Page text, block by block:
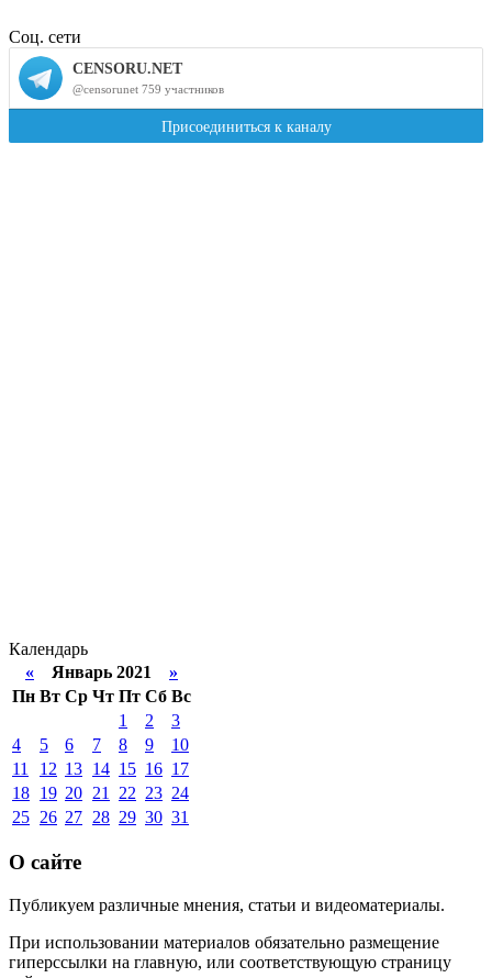
Соц. сети
Календарь
« Январь 2021 »
Пн Вт Ср Чт Пт Сб Вс
1
2
3
4
5 6 7 8 9
10
11
12 13 14 15 16 17
18 19 20 21 22 23 24
25 26 27 28 29 30 31
О сайте
Публикуем различные мнения, статьи и видеоматериалы.
При использовании материалов обязательно размещение
гиперссылки на главную, или соответствующую страницу